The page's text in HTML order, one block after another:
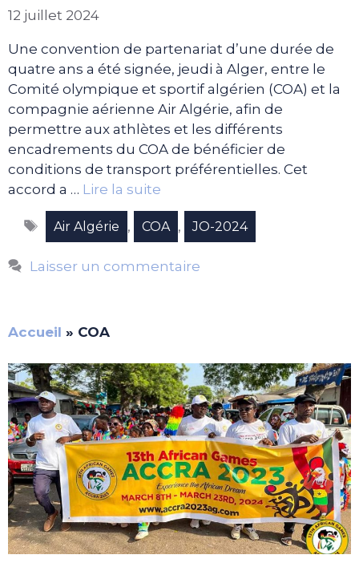
12 juillet 2024
Une convention de partenariat d’une durée de
quatre ans a été signée, jeudi à Alger, entre le
Comité olympique et sportif algérien (COA) et la
compagnie aérienne Air Algérie, afin de
permettre aux athlètes et les différents
encadrements du COA de bénéficier de
conditions de transport préférentielles. Cet
accord a … Lire la suite
Étiquettes
Air Algérie , COA , JO-2024
Laisser un commentaire
Accueil » COA